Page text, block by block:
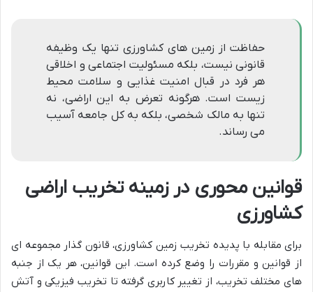
حفاظت از زمین های کشاورزی تنها یک وظیفه
قانونی نیست، بلکه مسئولیت اجتماعی و اخلاقی
هر فرد در قبال امنیت غذایی و سلامت محیط
زیست است. هرگونه تعرض به این اراضی، نه
تنها به مالک شخصی، بلکه به کل جامعه آسیب
می رساند.
قوانین محوری در زمینه تخریب اراضی
کشاورزی
برای مقابله با پدیده تخریب زمین کشاورزی، قانون گذار مجموعه ای
از قوانین و مقررات را وضع کرده است. این قوانین، هر یک از جنبه
های مختلف تخریب، از تغییر کاربری گرفته تا تخریب فیزیکی و آتش